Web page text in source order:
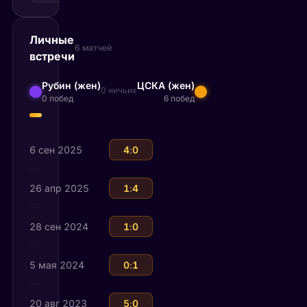
Личные
встречи
6 матчей
Рубин (жен)
0 побед
0 ничьихЦСКА (жен)
6 побед
6 сен 2025 ЦСКА (жен)
4:0
26 апр 2025 Рубин (жен)
1:4
28 сен 2024 ЦСКА (жен)
1:0
5 мая 2024 Рубин (жен)
0:1
20 авг 2023 ЦСКА (жен)
5:0